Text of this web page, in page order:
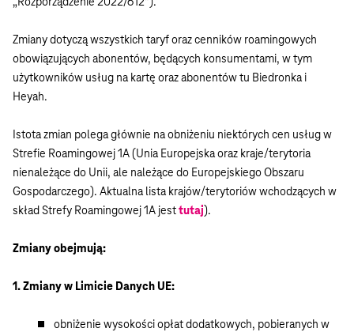
Zmiany dotyczą wszystkich taryf oraz cenników roamingowych
obowiązujących abonentów, będących konsumentami, w tym
użytkowników usług na kartę oraz abonentów tu Biedronka i
Heyah.
Istota zmian polega głównie na obniżeniu niektórych cen usług w
Strefie Roamingowej 1A (Unia Europejska oraz kraje/terytoria
nienależące do Unii, ale należące do Europejskiego Obszaru
Gospodarczego). Aktualna lista krajów/terytoriów wchodzących w
skład Strefy Roamingowej 1A jesttutaj).
Zmiany obejmują:
1. Zmiany w Limicie Danych UE:
obniżenie wysokości opłat dodatkowych, pobieranych w